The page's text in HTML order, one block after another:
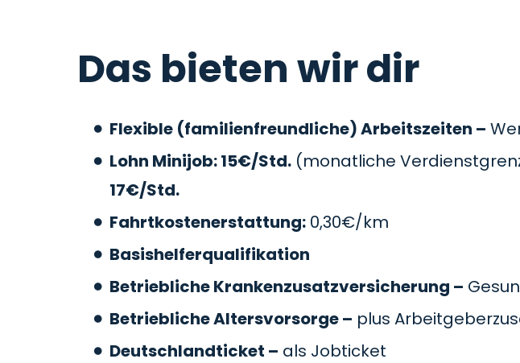
Das bieten wir dir
Flexible (familienfreundliche) Arbeitszeiten –
Lohn Minijob: 15€/Std. (monatliche
17€/Std.
Fahrtkostenerstattung: 0,30€/km
Basishelferqualifikation
Betriebliche Krankenzusatzversicherung –
Betriebliche Altersvorsorge – plus
Deutschlandticket – als Jobticket